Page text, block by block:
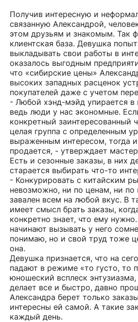
Получив интересную и
связанную Александрой,
этом друзьям и знакомым. Так
клиентская база. Девушка
выкладывать свои работы в
оказалось выгодным
что «сибирские цены»
высоких западных расценок
покупателей даже с учетом
- Любой хэнд-мэйд упирается в
ведь люди у нас экономные.
конкретный заинтересованный
целая группа с определенным
выраженным интересом, тогда
продается, - утверждает
Есть и сезонные заказы, в них
старается выбирать что-то
- Конкурировать с китайским
невозможно, ни по ценам, ни по
завален всем на любой вкус. В
имеет смысл брать заказы,
конкретно знает, что ему
начинают вызывать у него
понимаю, но и свой труд тоже
она.
Девушка признается, что на
падают в режиме «то густо, то
юношеский всплеск
делает все и быстро, давно
Александра берет только
интересны ей самой. А такие
каждый день.